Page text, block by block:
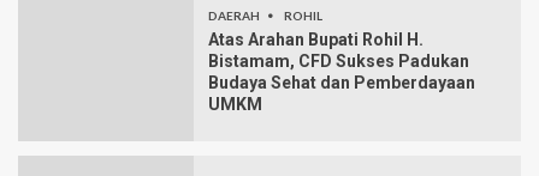
DAERAH ROHIL
Atas Arahan Bupati Rohil H.
Bistamam, CFD Sukses Padukan
Budaya Sehat dan Pemberdayaan
UMKM